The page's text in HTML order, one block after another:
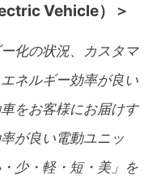
Vehicle）＞
化の状況、カスタマ
ネルギー効率が良い
をお客様にお届けす
が良い電動ユニッ
少・軽・短・美」を